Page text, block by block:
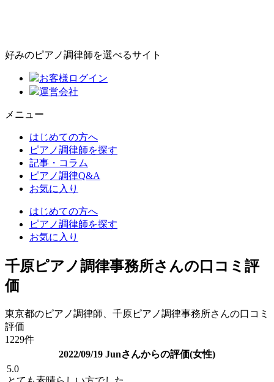
好みのピアノ調律師を選べるサイト
お客様ログイン
運営会社
メニュー
はじめての方へ
ピアノ調律師を探す
記事・コラム
ピアノ調律Q&A
お気に入り
はじめての方へ
ピアノ調律師を探す
お気に入り
千原ピアノ調律事務所さんの口コミ評
価
東京都のピアノ調律師、千原ピアノ調律事務所さんの口コミ
評価
1229件
2022/09/19 Junさんからの評価(女性)
5.0